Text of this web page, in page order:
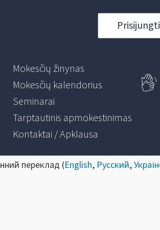
Prisijungti
Mokesčių žinynas
Mokesčių kalendorius
Seminarai
Tarptautinis apmokestinimas
Kontaktai / Apklausa
переклад (English, Русский,